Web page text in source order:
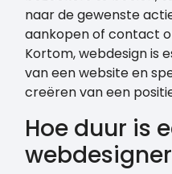
naar de gewenste
aankopen of contact
Kortom, webdesign is
van een website en
creëren van een
Hoe duur is